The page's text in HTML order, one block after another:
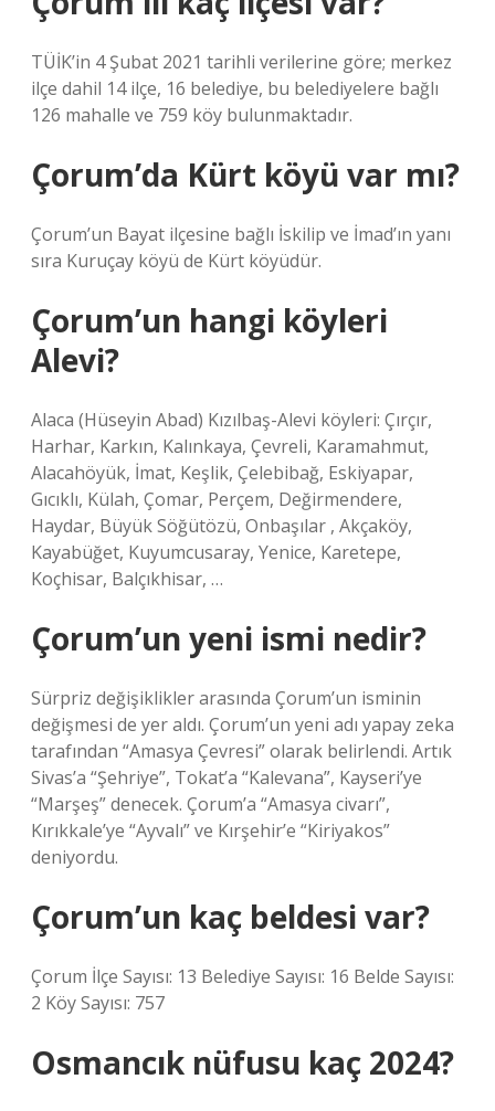
TÜİK’in 4 Şubat 2021 tarihli verilerine göre; merkez
ilçe dahil 14 ilçe, 16 belediye, bu belediyelere bağlı
126 mahalle ve 759 köy bulunmaktadır.
Çorum’da Kürt köyü var mı?
Çorum’un Bayat ilçesine bağlı İskilip ve İmad’ın yanı
sıra Kuruçay köyü de Kürt köyüdür.
Çorum’un hangi köyleri
Alevi?
Alaca (Hüseyin Abad) Kızılbaş-Alevi köyleri: Çırçır,
Harhar, Karkın, Kalınkaya, Çevreli, Karamahmut,
Alacahöyük, İmat, Keşlik, Çelebibağ, Eskiyapar,
Gıcıklı, Külah, Çomar, Perçem, Değirmendere,
Haydar, Büyük Söğütözü, Onbaşılar , Akçaköy,
Kayabüğet, Kuyumcusaray, Yenice, Karetepe,
Koçhisar, Balçıkhisar, …
Çorum’un yeni ismi nedir?
Sürpriz değişiklikler arasında Çorum’un isminin
değişmesi de yer aldı. Çorum’un yeni adı yapay zeka
tarafından “Amasya Çevresi” olarak belirlendi. Artık
Sivas’a “Şehriye”, Tokat’a “Kalevana”, Kayseri’ye
“Marşeş” denecek. Çorum’a “Amasya civarı”,
Kırıkkale’ye “Ayvalı” ve Kırşehir’e “Kiriyakos”
deniyordu.
Çorum’un kaç beldesi var?
Çorum İlçe Sayısı: 13 Belediye Sayısı: 16 Belde Sayısı:
2 Köy Sayısı: 757
Osmancık nüfusu kaç 2024?